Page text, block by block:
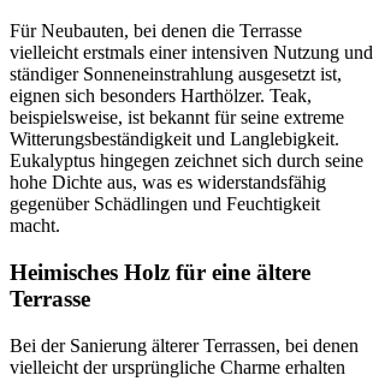
Für Neubauten, bei denen die Terrasse
vielleicht erstmals einer intensiven Nutzung und
ständiger Sonneneinstrahlung ausgesetzt ist,
eignen sich besonders Harthölzer. Teak,
beispielsweise, ist bekannt für seine extreme
Witterungsbeständigkeit und Langlebigkeit.
Eukalyptus hingegen zeichnet sich durch seine
hohe Dichte aus, was es widerstandsfähig
gegenüber Schädlingen und Feuchtigkeit
macht.
Heimisches Holz für eine ältere
Terrasse
Bei der Sanierung älterer Terrassen, bei denen
vielleicht der ursprüngliche Charme erhalten